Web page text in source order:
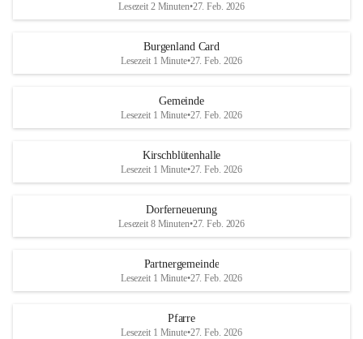
Lesezeit 2 Minuten•27. Feb. 2026
Burgenland Card
Lesezeit 1 Minute•27. Feb. 2026
Gemeinde
Lesezeit 1 Minute•27. Feb. 2026
Kirschblütenhalle
Lesezeit 1 Minute•27. Feb. 2026
Dorferneuerung
Lesezeit 8 Minuten•27. Feb. 2026
Partnergemeinde
Lesezeit 1 Minute•27. Feb. 2026
Pfarre
Lesezeit 1 Minute•27. Feb. 2026